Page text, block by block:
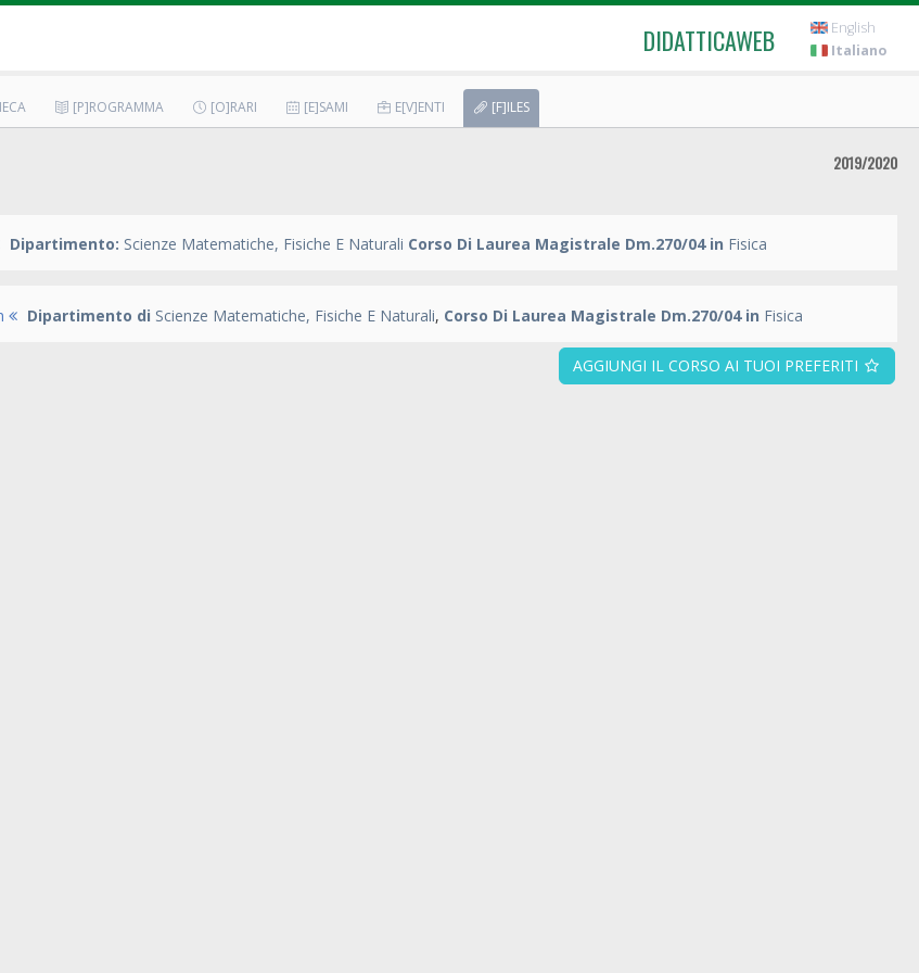
DIDATTICAWEB
English
Italiano
[P]ROGRAMMA [O]RARI [E]SAMI E[V]ENTI [F]ILES
2019/2020
Dipartimento: Scienze Matematiche, Fisiche E Naturali Corso Di Laurea Magistrale Dm.270/04 in Fisica
Dipartimento di Scienze Matematiche, Fisiche E Naturali, Corso Di Laurea Magistrale Dm.270/04 in Fisica
AGGIUNGI IL CORSO AI TUOI PREFERITI